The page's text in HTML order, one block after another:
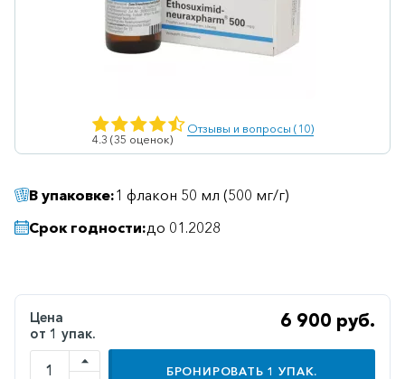
Ветеринарные
Витаминные
Гепатопротекторы
Диабетические
Желудочно-
кишечные
4.3 (35 оценок)
Отзывы и вопросы (10)
В упаковке:1 флакон 50 мл (500 мг/г)
Срок годности:до 01.2028
Цена
от 1 упак.
6 900 руб.
БРОНИРОВАТЬ 1 УПАК.